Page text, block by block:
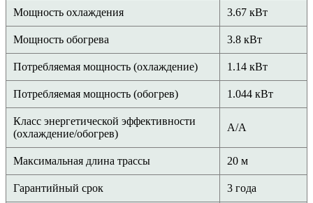
Мощность охлаждения 3.67 кВт
Мощность обогрева 3.8 кВт
Потребляемая мощность (охлаждение) 1.14 кВт
Потребляемая мощность (обогрев) 1.044 кВт
Класс энергетической эффективности
(охлаждение/обогрев)
A/A
Максимальная длина трассы 20 м
Гарантийный срок 3 года